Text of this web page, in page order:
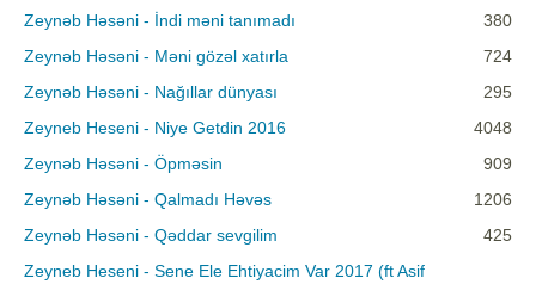
Zeynəb Həsəni - İndi məni tanımadı
380
Zeynəb Həsəni - Məni gözəl xatırla
724
Zeynəb Həsəni - Nağıllar dünyası
295
Zeyneb Heseni - Niye Getdin 2016
4048
Zeynəb Həsəni - Öpməsin
909
Zeynəb Həsəni - Qalmadı Həvəs
1206
Zeynəb Həsəni - Qəddar sevgilim
425
Zeyneb Heseni - Sene Ele Ehtiyacim Var 2017 (ft Asif